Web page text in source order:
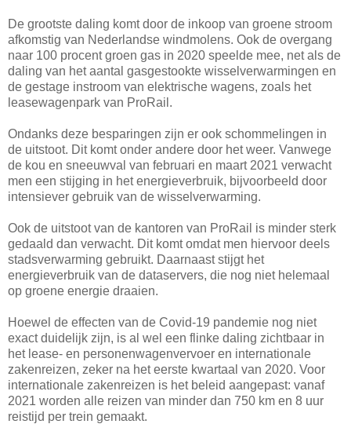
De grootste daling komt door de inkoop van groene stroom
afkomstig van Nederlandse windmolens. Ook de overgang
naar 100 procent groen gas in 2020 speelde mee, net als de
daling van het aantal gasgestookte wisselverwarmingen en
de gestage instroom van elektrische wagens, zoals het
leasewagenpark van ProRail.
Ondanks deze besparingen zijn er ook schommelingen in
de uitstoot. Dit komt onder andere door het weer. Vanwege
de kou en sneeuwval van februari en maart 2021 verwacht
men een stijging in het energieverbruik, bijvoorbeeld door
intensiever gebruik van de wisselverwarming.
Ook de uitstoot van de kantoren van ProRail is minder sterk
gedaald dan verwacht. Dit komt omdat men hiervoor deels
stadsverwarming gebruikt. Daarnaast stijgt het
energieverbruik van de dataservers, die nog niet helemaal
op groene energie draaien.
Hoewel de effecten van de Covid-19 pandemie nog niet
exact duidelijk zijn, is al wel een flinke daling zichtbaar in
het lease- en personenwagenvervoer en internationale
zakenreizen, zeker na het eerste kwartaal van 2020. Voor
internationale zakenreizen is het beleid aangepast: vanaf
2021 worden alle reizen van minder dan 750 km en 8 uur
reistijd per trein gemaakt.